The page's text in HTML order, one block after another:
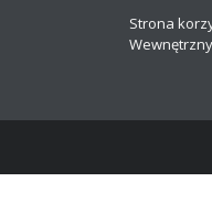
Strona